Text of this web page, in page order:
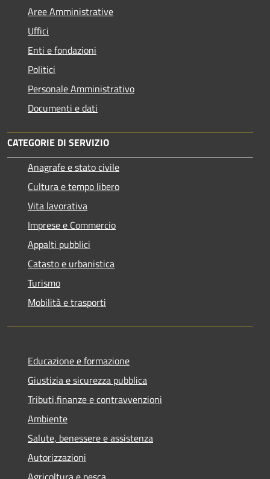
Aree Amministrative
Uffici
Enti e fondazioni
Politici
Personale Amministrativo
Documenti e dati
CATEGORIE DI SERVIZIO
Anagrafe e stato civile
Cultura e tempo libero
Vita lavorativa
Imprese e Commercio
Appalti pubblici
Catasto e urbanistica
Turismo
Mobilità e trasporti
Educazione e formazione
Giustizia e sicurezza pubblica
Tributi,finanze e contravvenzioni
Ambiente
Salute, benessere e assistenza
Autorizzazioni